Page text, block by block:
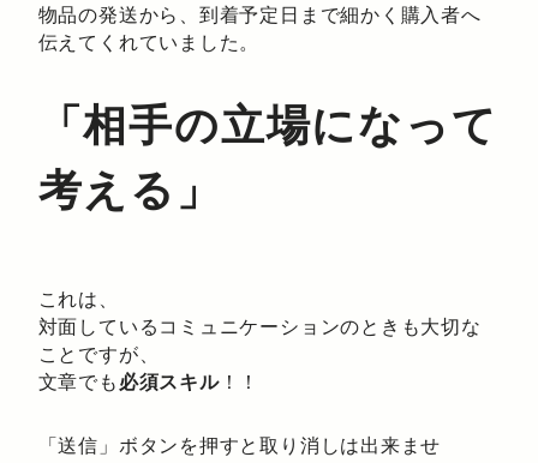
物品の発送から、到着予定日まで細かく購入者へ
伝えてくれていました。
「相手の立場になって
考える」
これは、
対面しているコミュニケーションのときも大切な
ことですが、
文章でも 必須スキル！！
「送信」ボタンを押すと取り消しは出来ませ